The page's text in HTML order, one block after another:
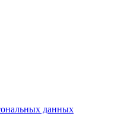
данных